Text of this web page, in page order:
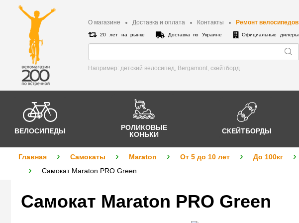
О магазине Доставка и оплата Контакты Ремонт велосипедов
20 лет на рынке Доставка по Украине Официальные дилеры
Например: детский велосипед, Bergamont, cкейтборд
ВЕЛОСИПЕДЫ
РОЛИКОВЫЕ
КОНЬКИ
СКЕЙТБОРДЫ
Главная Самокаты Maraton От 5 до 10 лет До 100кг
Самокат Maraton PRO Green
Самокат Maraton PRO Green